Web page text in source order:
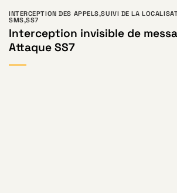
INTERCEPTION DES APPELS,SUIVI DE LA
SMS,SS7
Interception invisible de
Attaque SS7